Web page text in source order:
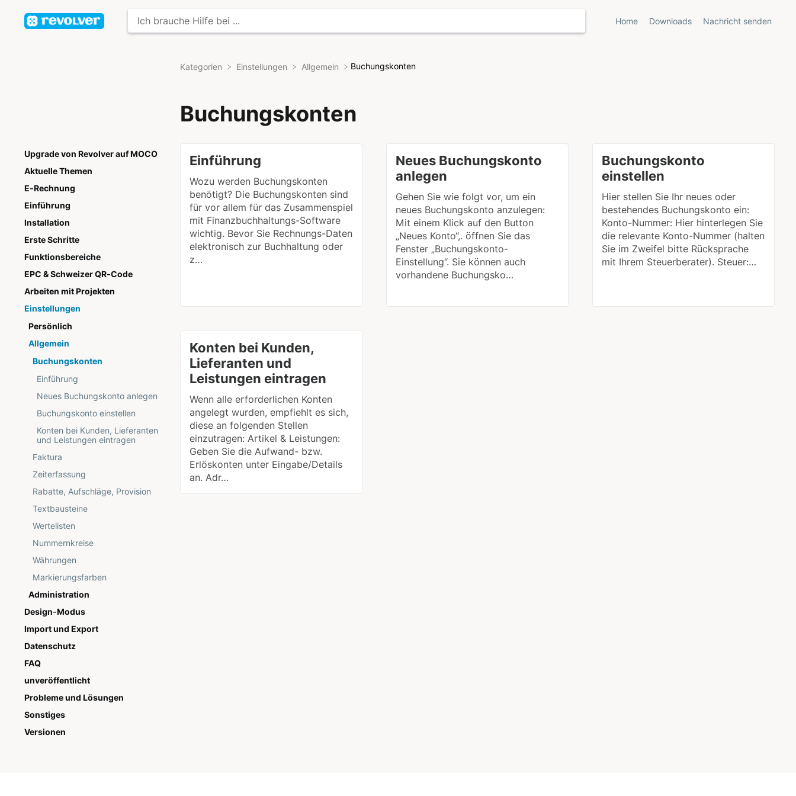
Home Downloads Nachricht senden
Kategorien ​Einstellungen ​Allgemein ​Buchungskonten
Upgrade von Revolver auf MOCO
Aktuelle Themen
E-Rechnung
Einführung
Installation
Erste Schritte
Funktionsbereiche
EPC & Schweizer QR-Code
Arbeiten mit Projekten
Einstellungen
Persönlich
Allgemein
Buchungskonten
Einführung
Neues Buchungskonto anlegen
Buchungskonto einstellen
Konten bei Kunden, Lieferanten
und Leistungen eintragen
Faktura
Zeiterfassung
Rabatte, Aufschläge, Provision
Textbausteine
Wertelisten
Nummernkreise
Währungen
Markierungsfarben
Administration
Design-Modus
Import und Export
Datenschutz
FAQ
unveröffentlicht
Probleme und Lösungen
Sonstiges
Versionen
Buchungskonten
Einführung
Wozu werden Buchungskonten
benötigt? Die Buchungskonten sind
für vor allem für das Zusammenspiel
mit Finanzbuchhaltungs-Software
wichtig. Bevor Sie Rechnungs-Daten
elektronisch zur Buchhaltung oder
z…
Neues Buchungskonto
anlegen
Gehen Sie wie folgt vor, um ein
neues Buchungskonto anzulegen:
Mit einem Klick auf den Button
„Neues Konto“,. öffnen Sie das
Fenster „Buchungskonto-
Einstellung“. Sie können auch
vorhandene Buchungsko…
Buchungskonto
einstellen
Hier stellen Sie Ihr neues oder
bestehendes Buchungskonto ein:
Konto-Nummer: Hier hinterlegen Sie
die relevante Konto-Nummer (halten
Sie im Zweifel bitte Rücksprache
mit Ihrem Steuerberater). Steuer:…
Konten bei Kunden,
Lieferanten und
Leistungen eintragen
Wenn alle erforderlichen Konten
angelegt wurden, empfiehlt es sich,
diese an folgenden Stellen
einzutragen: Artikel & Leistungen:
Geben Sie die Aufwand- bzw.
Erlöskonten unter Eingabe/Details
an. Adr…